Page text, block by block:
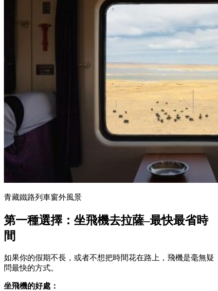
青藏鐵路列車窗外風景
第一種選擇：坐飛機去拉薩–最快最省時
間
如果你的假期不長，或者不想把時間花在路上，飛機是毫無疑
問最快的方式。
坐飛機的好處：